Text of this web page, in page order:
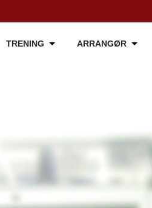
TRENING ARRANGØR